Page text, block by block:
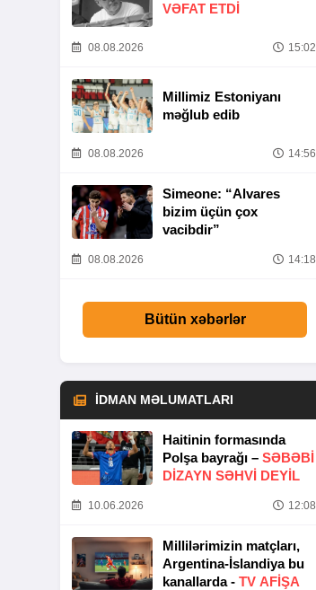
VƏFAT ETDI
08.08.2026 15:02
Millimiz Estoniyanı
məğlub edib
08.08.2026 14:56
Simeone: “Alvares
bizim üçün çox
vacibdir”
08.08.2026 14:18
Bütün xəbərlər
İDMAN MƏLUMATLARI
Haitinin formasında
Polşa bayrağı – SƏBƏBI
DIZAYN SƏHVI DEYIL
10.06.2026 12:08
Millilərimizin matçları,
Argentina-İslandiya bu
kanallarda - TV AFİŞA